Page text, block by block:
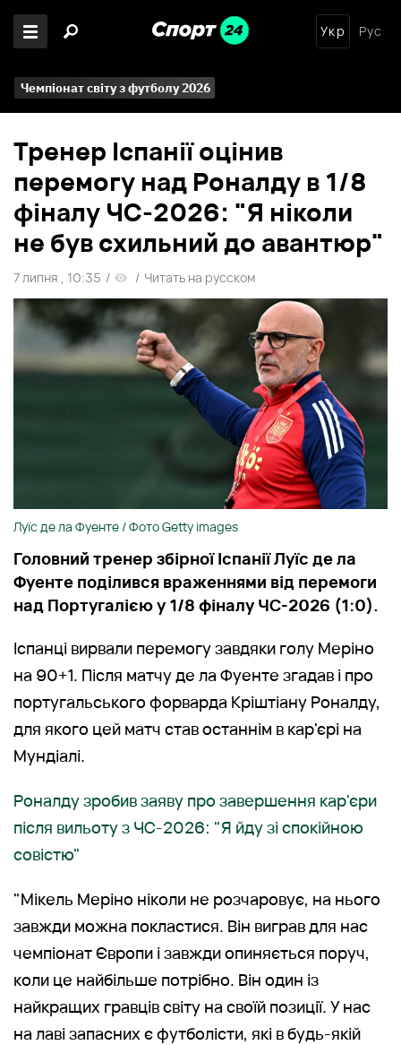
Укр Рус
Чемпіонат світу з футболу 2026
Тренер Іспанії оцінив
перемогу над Роналду в 1/8
фіналу ЧС-2026: "Я ніколи
не був схильний до авантюр"
7 липня , 10:35 / / Читать на русском
Луїс де ла Фуенте / Фото Getty images
Головний тренер збірної Іспанії Луїс де ла
Фуенте поділився враженнями від перемоги
над Португалією у 1/8 фіналу ЧС-2026 (1:0).
Іспанці вирвали перемогу завдяки голу Меріно
на 90+1. Після матчу де ла Фуенте згадав і про
португальського форварда Кріштіану Роналду,
для якого цей матч став останнім в кар'єрі на
Мундіалі.
Роналду зробив заяву про завершення кар'єри
після вильоту з ЧС-2026: "Я йду зі спокійною
совістю"
"Мікель Меріно ніколи не розчаровує, на нього
завжди можна покластися. Він виграв для нас
чемпіонат Європи і завжди опиняється поруч,
коли це найбільше потрібно. Він один із
найкращих гравців світу на своїй позиції. У нас
на лаві запасних є футболісти, які в будь-якій